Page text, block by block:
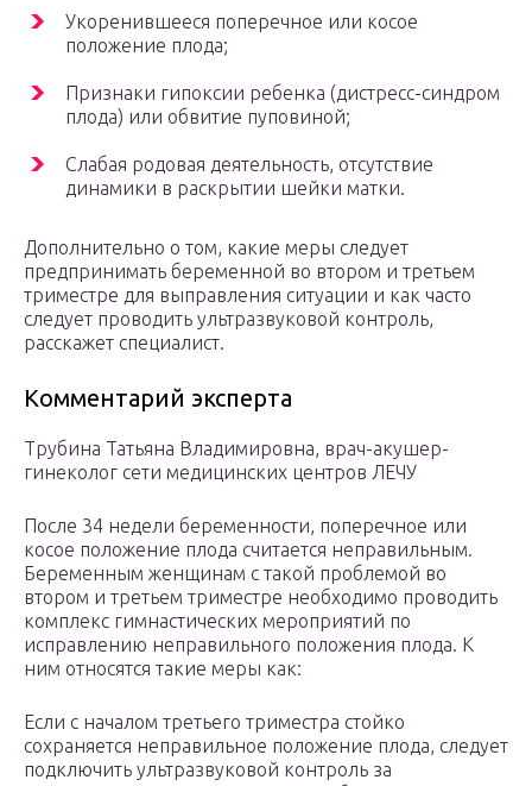
Укоренившееся поперечное или косое
положение плода;
Признаки гипоксии ребенка (дистресс-синдром
плода) или обвитие пуповиной;
Слабая родовая деятельность, отсутствие
динамики в раскрытии шейки матки.
Дополнительно о том, какие меры следует
предпринимать беременной во втором и третьем
триместре для выправления ситуации и как часто
следует проводить ультразвуковой контроль,
расскажет специалист.
Комментарий эксперта
Трубина Татьяна Владимировна, врач-акушер-
гинеколог сети медицинских центров ЛЕЧУ
После 34 недели беременности, поперечное или
косое положение плода считается неправильным.
Беременным женщинам с такой проблемой во
втором и третьем триместре необходимо проводить
комплекс гимнастических мероприятий по
исправлению неправильного положения плода. К
ним относятся такие меры как:
Если с началом третьего триместра стойко
сохраняется неправильное положение плода, следует
подключить ультразвуковой контроль за